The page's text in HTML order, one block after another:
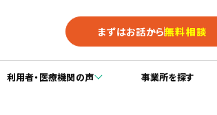
まずはお話から無料相談
利用者・医療機関の声 事業所を探す